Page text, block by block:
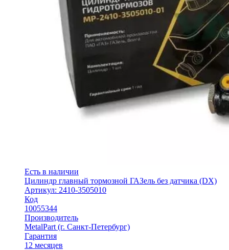
Есть в наличии
Цилиндр главный тормозной ГАЗель без датчика (DX)
Артикул: 2410-3505010
Код
10055344
Производитель
MetalPart (г. Санкт-Петербург)
Гарантия
12 месяцев